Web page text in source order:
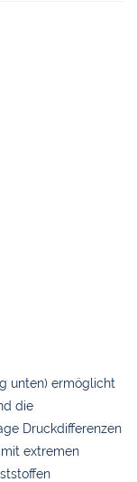
unten) ermöglicht
die
Druckdifferenzen
extremen